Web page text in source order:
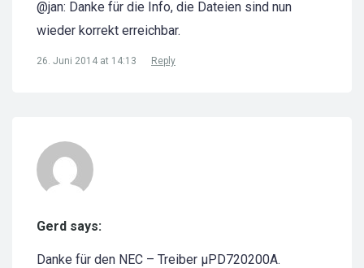
@jan: Danke für die Info, die Dateien sind nun
wieder korrekt erreichbar.
26. Juni 2014 at 14:13 Reply
Gerd says:
Danke für den NEC – Treiber µPD720200A.